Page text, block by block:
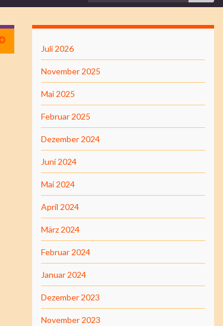
Juli 2026
November 2025
Mai 2025
Februar 2025
Dezember 2024
Juni 2024
Mai 2024
April 2024
März 2024
Februar 2024
Januar 2024
Dezember 2023
November 2023